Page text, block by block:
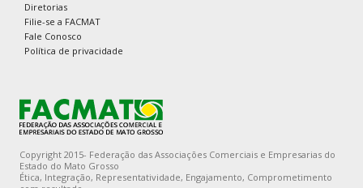
Diretorias
Filie-se a FACMAT
Fale Conosco
Política de privacidade
Copyright 2015- Federação das Associações Comerciais e Empresarias do
Estado do Mato Grosso
Ética, Integração, Representatividade, Engajamento, Comprometimento